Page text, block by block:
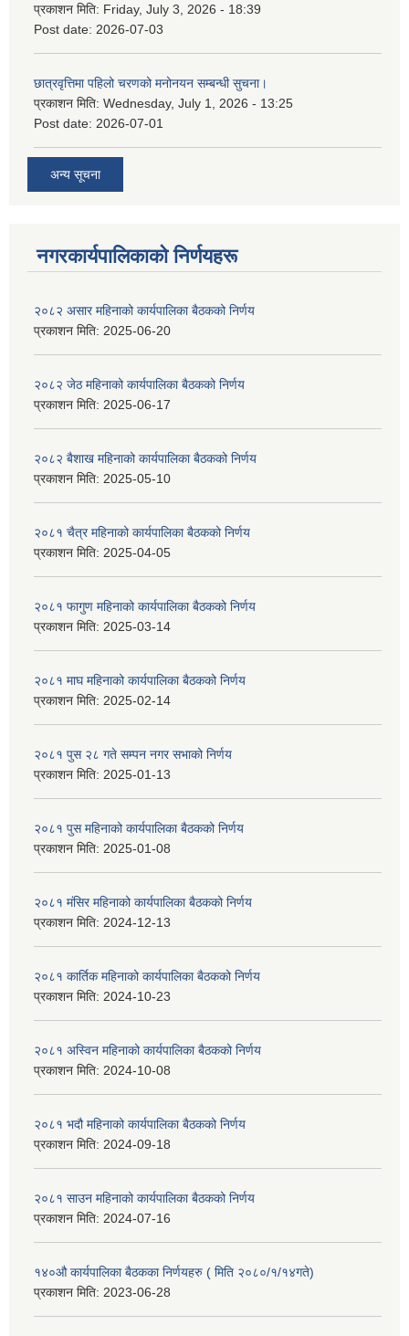
प्रकाशन मिति: Friday, July 3, 2026 - 18:39
Post date: 2026-07-03
छात्रवृत्तिमा पहिलो चरणको मनोनयन सम्बन्धी सुचना।
प्रकाशन मिति: Wednesday, July 1, 2026 - 13:25
Post date: 2026-07-01
अन्य सूचना
नगरकार्यपालिकाकाे निर्णयहरू
२०८२ असार महिनाको कार्यपालिका बैठकको निर्णय
प्रकाशन मिति: 2025-06-20
२०८२ जेठ महिनाको कार्यपालिका बैठकको निर्णय
प्रकाशन मिति: 2025-06-17
२०८२ बैशाख महिनाको कार्यपालिका बैठकको निर्णय
प्रकाशन मिति: 2025-05-10
२०८१ चैत्र महिनाको कार्यपालिका बैठकको निर्णय
प्रकाशन मिति: 2025-04-05
२०८१ फागुण महिनाको कार्यपालिका बैठकको निर्णय
प्रकाशन मिति: 2025-03-14
२०८१ माघ महिनाको कार्यपालिका बैठकको निर्णय
प्रकाशन मिति: 2025-02-14
२०८१ पुस २८ गते सम्प‍न नगर सभाको निर्णय
प्रकाशन मिति: 2025-01-13
२०८१ पुस महिनाको कार्यपालिका बैठकको निर्णय
प्रकाशन मिति: 2025-01-08
२०८१ मंसिर महिनाको कार्यपालिका बैठकको निर्णय
प्रकाशन मिति: 2024-12-13
२०८१ कार्तिक महिनाको कार्यपालिका बैठकको निर्णय
प्रकाशन मिति: 2024-10-23
२०८१ अस्विन महिनाको कार्यपालिका बैठकको निर्णय
प्रकाशन मिति: 2024-10-08
२०८१ भदौ महिनाको कार्यपालिका बैठकको निर्णय
प्रकाशन मिति: 2024-09-18
२०८१ साउन महिनाको कार्यपालिका बैठकको निर्णय
प्रकाशन मिति: 2024-07-16
१४०औ कार्यपालिका बैठकका निर्णयहरु ( मिति २०८०/१/१४गते)
प्रकाशन मिति: 2023-06-28